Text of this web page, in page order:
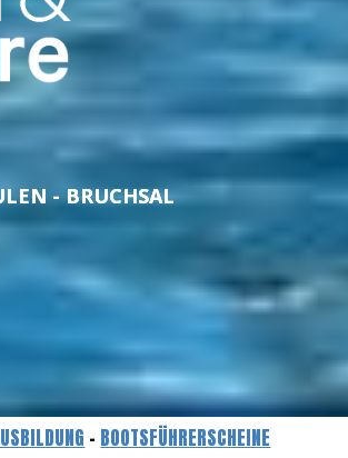
- BRUCHSAL
- BOOTSFÜHRERSCHEINE